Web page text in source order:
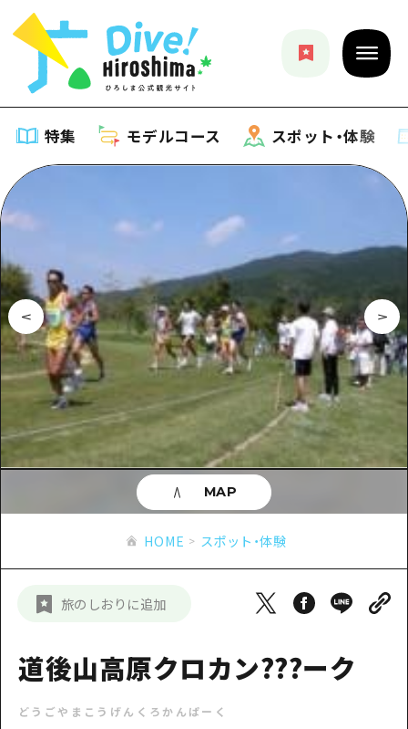
特集 モデルコース スポット・体験
おすすめ
アート
イベント・祭り
グルメ・酒
サイクリング
ショッピング
スポーツ
ナイトライフ
定番
モデルコース一覧
Dive! Hiroshima 公式ガイド
広島もしもトラベル
あたらしい非日常
広島市周辺
安芸
備北
芸北
山口県東部
弾丸
スポット・体験
スポット・体験一覧
広島市周辺
安芸
備後
備北
芸北
山口県東部
愛媛県
島根県
イベント
旬情報
お役立ち情報
お役立ち情報一覧
アクセス
お得な周遊チケット
新着情報
事業者・学校関係者の皆さま
HOME スポット・体験
旅のしおりに追加
道後山高原クロカン???ーク
どうごやまこうげんくろかんぱーく
MAP